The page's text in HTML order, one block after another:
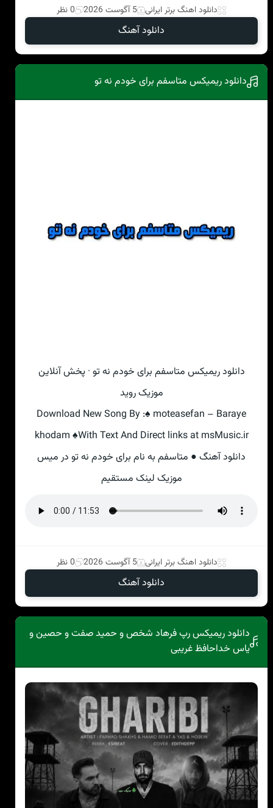
دانلود اهنگ برتر ایرانی 5 آگوست 2026 0 نظر
دانلود آهنگ
دانلود ریمیکس متاسفم برای خودم نه تو
دانلود ریمیکس متاسفم برای خودم نه تو · پخش آنلاین
موزیک روید
Download New Song By :♠ moteasefan – Baraye
khodam ♠With Text And Direct links at msMusic.ir
دانلود آهنگ ● متاسفم به نام برای خودم نه تو در میس
موزیک لینک مستقیم
دانلود اهنگ برتر ایرانی 5 آگوست 2026 0 نظر
دانلود آهنگ
دانلود ریمیکس رپ فرهاد شخص و حمید صفت و حصین و
یاس خداحافظ غریبی